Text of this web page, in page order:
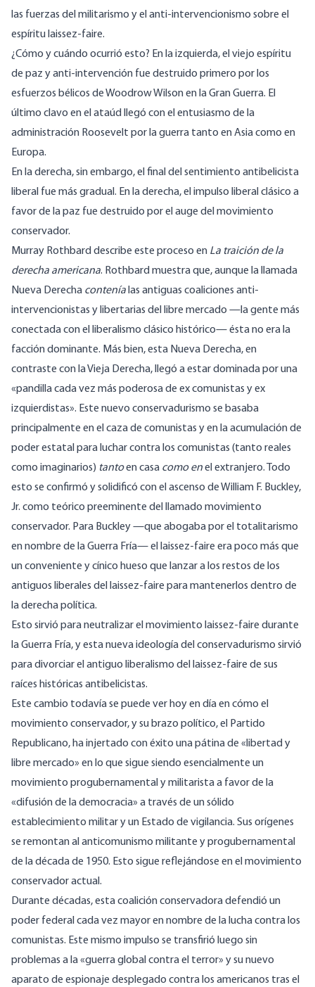
las fuerzas del militarismo y el anti-intervencionismo sobre el
espíritu laissez-faire.
¿Cómo y cuándo ocurrió esto? En la izquierda, el viejo espíritu
de paz y anti-intervención fue destruido primero por los
esfuerzos bélicos de Woodrow Wilson en la Gran Guerra. El
último clavo en el ataúd llegó con el entusiasmo de la
administración Roosevelt por la guerra tanto en Asia como en
Europa.
En la derecha, sin embargo, el final del sentimiento antibelicista
liberal fue más gradual. En la derecha, el impulso liberal clásico a
favor de la paz fue destruido por el auge del movimiento
conservador.
Murray Rothbard describe este proceso en La traición de la
derecha americana. Rothbard muestra que, aunque la llamada
Nueva Derecha contenía las antiguas coaliciones anti-
intervencionistas y libertarias del libre mercado —la gente más
conectada con el liberalismo clásico histórico— ésta no era la
facción dominante. Más bien, esta Nueva Derecha, en
contraste con la Vieja Derecha, llegó a estar dominada por una
«pandilla cada vez más poderosa de ex comunistas y ex
izquierdistas». Este nuevo conservadurismo se basaba
principalmente en el caza de comunistas y en la acumulación de
poder estatal para luchar contra los comunistas (tanto reales
como imaginarios) tantoen casa como enel extranjero. Todo
esto se confirmó y solidificó con el ascenso de William F. Buckley,
Jr. como teórico preeminente del llamado movimiento
conservador. Para Buckley —que abogaba por el totalitarismo
en nombre de la Guerra Fría— el laissez-faire era poco más que
un conveniente y cínico hueso que lanzar a los restos de los
antiguos liberales del laissez-faire para mantenerlos dentro de
la derecha política.
Esto sirvió para neutralizar el movimiento laissez-faire durante
la Guerra Fría, y esta nueva ideología del conservadurismo sirvió
para divorciar el antiguo liberalismo del laissez-faire de sus
raíces históricas antibelicistas.
Este cambio todavía se puede ver hoy en día en cómo el
movimiento conservador, y su brazo político, el Partido
Republicano, ha injertado con éxito una pátina de «libertad y
libre mercado» en lo que sigue siendo esencialmente un
movimiento progubernamental y militarista a favor de la
«difusión de la democracia» a través de un sólido
establecimiento militar y un Estado de vigilancia. Sus orígenes
se remontan al anticomunismo militante y progubernamental
de la década de 1950. Esto sigue reflejándose en el movimiento
conservador actual.
Durante décadas, esta coalición conservadora defendió un
poder federal cada vez mayor en nombre de la lucha contra los
comunistas. Este mismo impulso se transfirió luego sin
problemas a la «guerra global contra el terror» y su nuevo
aparato de espionaje desplegado contra los americanos tras el